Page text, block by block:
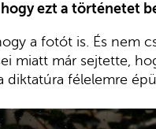
ezt a történetet
a fotót is. És nem
miatt már sejtette,
diktatúra félelemre